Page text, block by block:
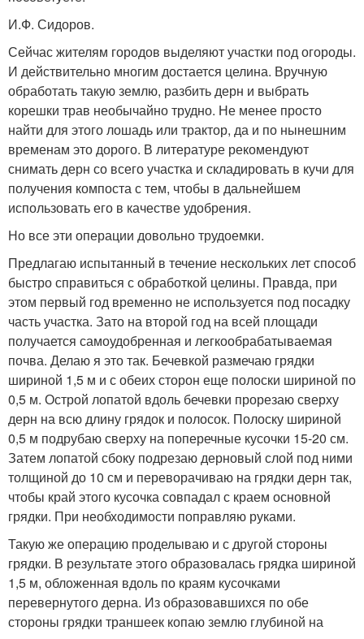
И.Ф. Сидоров.
Сейчас жителям городов выделяют участки под огороды.
И действительно многим достается целина. Вручную
обработать такую землю, разбить дерн и выбрать
корешки трав необычайно трудно. Не менее просто
найти для этого лошадь или трактор, да и по нынешним
временам это дорого. В литературе рекомендуют
снимать дерн со всего участка и складировать в кучи для
получения компоста с тем, чтобы в дальнейшем
использовать его в качестве удобрения.
Но все эти операции довольно трудоемки.
Предлагаю испытанный в течение нескольких лет способ
быстро справиться с обработкой целины. Правда, при
этом первый год временно не используется под посадку
часть участка. Зато на второй год на всей площади
получается самоудобренная и легкообрабатываемая
почва. Делаю я это так. Бечевкой размечаю грядки
шириной 1,5 м и с обеих сторон еще полоски шириной по
0,5 м. Острой лопатой вдоль бечевки прорезаю сверху
дерн на всю длину грядок и полосок. Полоску шириной
0,5 м подрубаю сверху на поперечные кусочки 15-20 см.
Затем лопатой сбоку подрезаю дерновый слой под ними
толщиной до 10 см и переворачиваю на грядки дерн так,
чтобы край этого кусочка совпадал с краем основной
грядки. При необходимости поправляю руками.
Такую же операцию проделываю и с другой стороны
грядки. В результате этого образовалась грядка шириной
1,5 м, обложенная вдоль по краям кусочками
перевернутого дерна. Из образовавшихся по обе
стороны грядки траншеек копаю землю глубиной на